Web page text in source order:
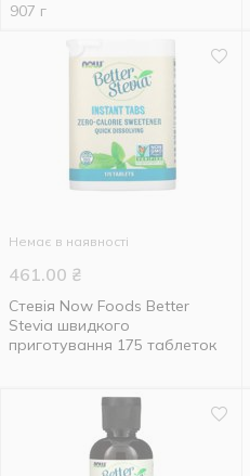
907 г
Немає в наявності
461.00 ₴
Стевія Now Foods Better
Stevia швидкого
приготування 175 таблеток